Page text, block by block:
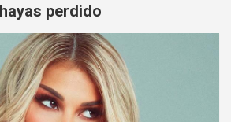
perdido